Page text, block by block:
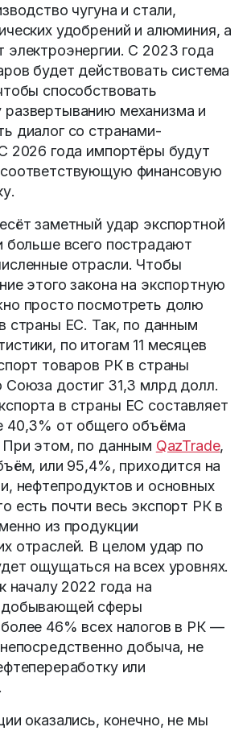
чугуна и стали,
удобрений и алюминия, а
электроэнергии. С 2023 года
будет действовать система
способствовать
механизма и
диалог со странами-
2026 года импортёры будут
финансовую
заметный удар экспортной
больше всего пострадают
отрасли. Чтобы
этого закона на экспортную
просто посмотреть долю
страны ЕС. Так, по данным
по итогам 11 месяцев
товаров РК в страны
Союза достиг 31,3 млрд долл.
в страны ЕС составляет
40,3% от общего объёма
При этом, по данным QazTrade,
или 95,4%, приходится на
нефтепродуктов и основных
есть почти весь экспорт РК в
из продукции
отраслей. В целом удар по
ощущаться на всех уровнях.
началу 2022 года на
добывающей сферы
46% всех налогов в РК —
добыча, не
или
оказались, конечно, не мы